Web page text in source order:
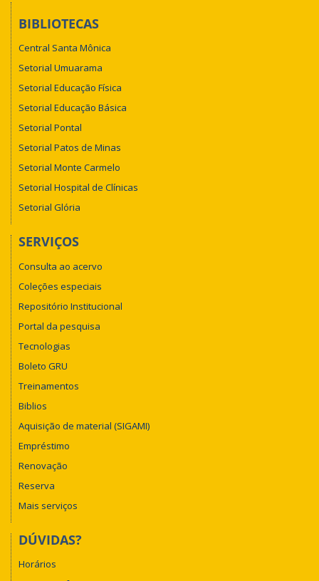
BIBLIOTECAS
Central Santa Mônica
Setorial Umuarama
Setorial Educação Física
Setorial Educação Básica
Setorial Pontal
Setorial Patos de Minas
Setorial Monte Carmelo
Setorial Hospital de Clínicas
Setorial Glória
SERVIÇOS
Consulta ao acervo
Coleções especiais
Repositório Institucional
Portal da pesquisa
Tecnologias
Boleto GRU
Treinamentos
Biblios
Aquisição de material (SIGAMI)
Empréstimo
Renovação
Reserva
Mais serviços
DÚVIDAS?
Horários